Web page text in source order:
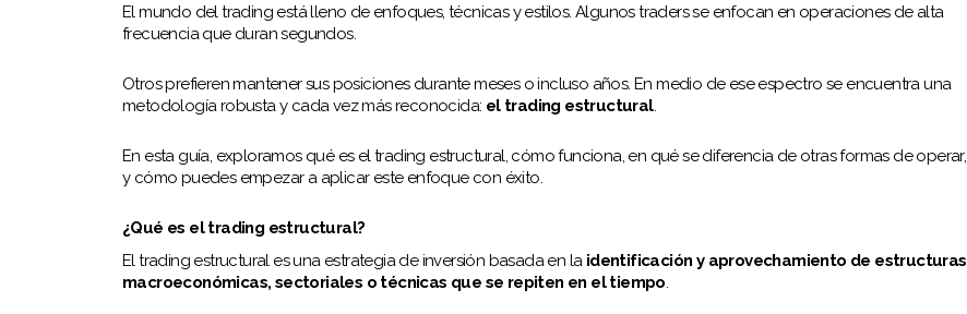
El mundo del trading está lleno de enfoques, técnicas y estilos. Algunos traders se enfocan en operaciones de alta
frecuencia que duran segundos.
Otros prefieren mantener sus posiciones durante meses o incluso años. En medio de ese espectro se encuentra una
metodología robusta y cada vez más reconocida: el trading estructural.
En esta guía, exploramos qué es el trading estructural, cómo funciona, en qué se diferencia de otras formas de operar,
y cómo puedes empezar a aplicar este enfoque con éxito.
¿Qué es el trading estructural?
El trading estructural es una estrategia de inversión basada en la identificación y aprovechamiento de estructuras
macroeconómicas, sectoriales o técnicas que se repiten en el tiempo.